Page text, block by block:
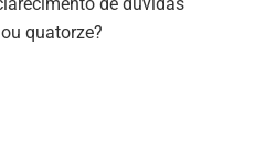
de dúvidas
quatorze?